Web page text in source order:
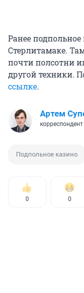
Ранее
Стерлитамаке.
почти полсотни
другой техники.
ссылке.
Артем
корреспондент
Подпольное казино
0 0